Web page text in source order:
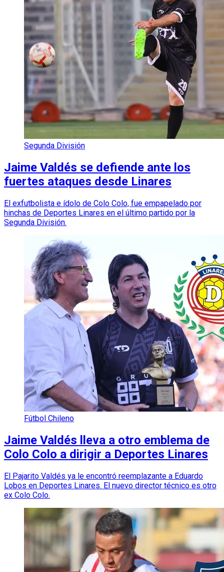
Segunda División
Jaime Valdés se defiende ante los
fuertes ataques desde Linares
El exfutbolista e ídolo de Colo Colo, fue empapelado por
hinchas de Deportes Linares en el último partido por la
Segunda División.
Fútbol Chileno
Jaime Valdés lleva a otro emblema de
Colo Colo a dirigir a Deportes Linares
El Pajarito Valdés ya le encontró reemplazante a Eduardo
Lobos en Deportes Linares. El nuevo director técnico es otro
ex Colo Colo.